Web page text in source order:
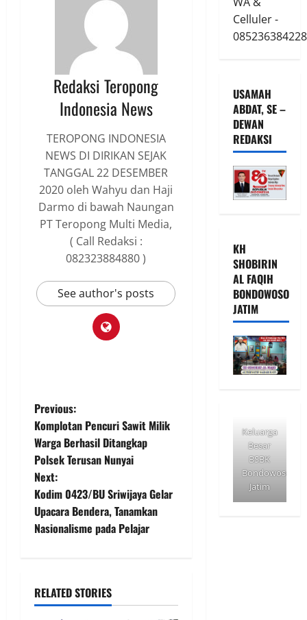
Redaksi Teropong
Indonesia News
TEROPONG INDONESIA
NEWS DI DIRIKAN SEJAK
TANGGAL 22 DESEMBER
2020 oleh Wahyu dan Haji
Darmo di bawah Naungan
PT Teropong Multi Media,
( Call Redaksi :
082323884880 )
See author's posts
P
o
s
t
n
v
Previous:
Komplotan Pencuri Sawit Milik
Warga Berhasil Ditangkap
Polsek Terusan Nunyai
Next:
Kodim 0423/BU Sriwijaya Gelar
Upacara Bendera, Tanamkan
Nasionalisme pada Pelajar
RELATED STORIES
Celluler -
085236384228
USAMAH
ABDAT, SE –
DEWAN
REDAKSI
KH
SHOBIRIN
AL FAQIH
BONDOWOSO
JATIM
Keluarga
Besar
BSBK
Bondowoso
Jatim